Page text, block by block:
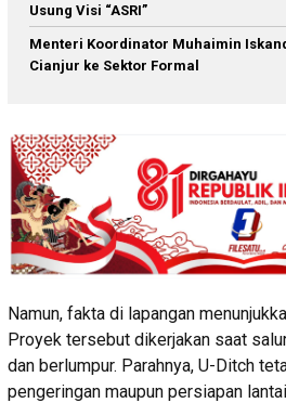
Usung Visi “ASRI”
Menteri Koordinator Muhaimin
Cianjur ke Sektor Formal
Namun, fakta di lapangan
Proyek tersebut dikerjakan saat
dan berlumpur. Parahnya, U-Ditch
pengeringan maupun persiapan